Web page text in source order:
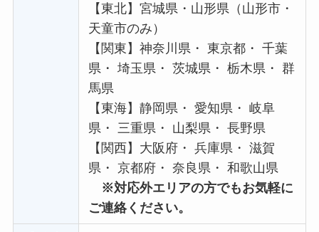
【東北】宮城県・山形県（山形市・
天童市のみ）
【関東】神奈川県・ 東京都・ 千葉
県・ 埼玉県・ 茨城県・ 栃木県・ 群
馬県
【東海】静岡県・ 愛知県・ 岐阜
県・ 三重県・ 山梨県・ 長野県
【関西】大阪府・ 兵庫県・ 滋賀
県・ 京都府・ 奈良県・ 和歌山県
※対応外エリアの方でもお気軽に
ご連絡ください。